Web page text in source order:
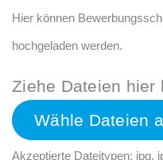
Hier können
hochgeladen werden.
Ziehe Dateien hier
Wähle Dateien
Akzeptierte Dateitypen: jpg,